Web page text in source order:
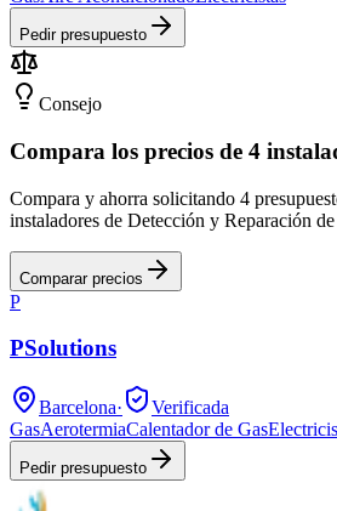
Pedir presupuesto
Consejo
Compara los precios de 4
Compara y ahorra solicitando 4
instaladores de Detección y Reparación
Comparar precios
P
PSolutions
Barcelona·
Verificada
GasAerotermiaCalentador de Gas
Pedir presupuesto